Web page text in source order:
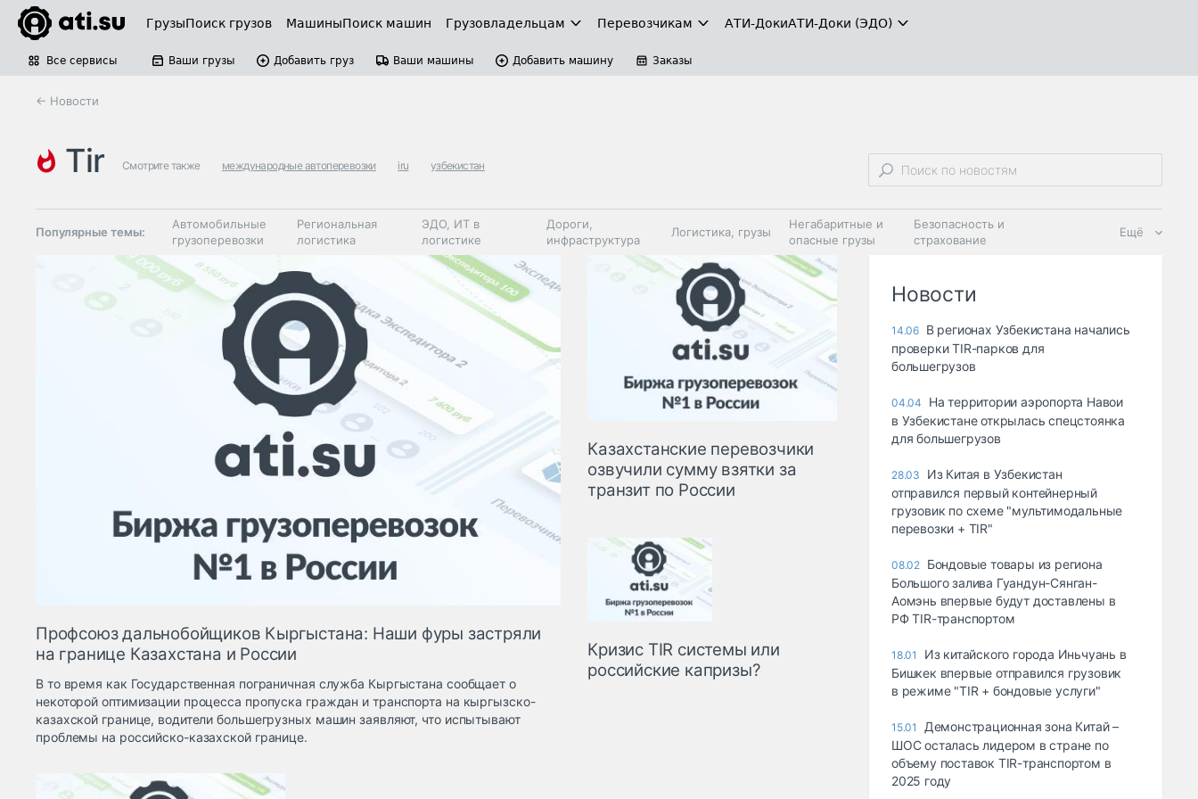
ГрузыПоиск грузов МашиныПоиск машин Грузовладельцам Перевозчикам АТИ-ДокиАТИ-Доки (ЭДО)
Все сервисы Ваши грузы Добавить груз Ваши машины Добавить машину Заказы
← Новости
tir Смотрите также международные автоперевозки iru узбекистан
Популярные темы:
Автомобильные
грузоперевозки
Региональная
логистика
ЭДО, ИТ в
логистике
Дороги,
инфраструктура
Логистика, грузы
Негабаритные и
опасные грузы
Безопасность и
страхование
Таможня и ВЭД
грузовые
терминалы
Коммерческий
транспорт
Спецтехника
Автосервис,
запчасти, шины
Топливо, масла и
автохимия
Ещё
Профсоюз дальнобойщиков Кыргыстана: Наши фуры застряли
на границе Казахстана и России
В то время как Государственная пограничная служба Кыргыстана сообщает о
некоторой оптимизации процесса пропуска граждан и транспорта на кыргызско-
казахской границе, водители большегрузных машин заявляют, что испытывают
проблемы на российско-казахской границе.
Казахстанские перевозчики
озвучили сумму взятки за
транзит по России
Кризис TIR системы или
российские капризы?
Новости
14.06 В регионах Узбекистана начались
проверки TIR-парков для
большегрузов
04.04
На территории аэропорта Навои
в Узбекистане открылась спецстоянка
для большегрузов
28.03
Из Китая в Узбекистан
отправился первый контейнерный
грузовик по схеме "мультимодальные
перевозки + TIR"
08.02 Бондовые товары из региона
Большого залива Гуандун-Сянган-
Аомэнь впервые будут доставлены в
РФ TIR-транспортом
18.01
Из китайского города Иньчуань в
Бишкек впервые отправился грузовик
в режиме "TIR + бондовые услуги"
15.01
Демонстрационная зона Китай –
ШОС осталась лидером в стране по
объему поставок TIR-транспортом в
2025 году